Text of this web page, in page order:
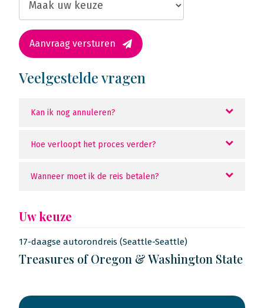
Aanvraag versturen
Veelgestelde vragen
Kan ik nog annuleren?
Hoe verloopt het proces verder?
Wanneer moet ik de reis betalen?
Uw keuze
17-daagse autorondreis (Seattle-Seattle)
Treasures of Oregon & Washington State